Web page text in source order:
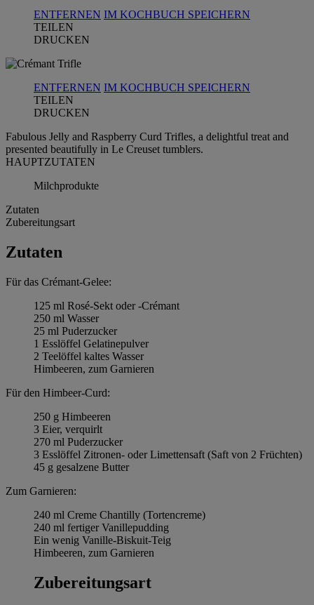
ENTFERNEN IM KOCHBUCH SPEICHERN
TEILEN
DRUCKEN
ENTFERNEN IM KOCHBUCH SPEICHERN
TEILEN
DRUCKEN
Fabulous Jelly and Raspberry Curd Trifles, a delightful treat and
presented beautifully in Le Creuset tumblers.
HAUPTZUTATEN
Milchprodukte
Zutaten
Zubereitungsart
Zutaten
Für das Crémant-Gelee:
125 ml Rosé-Sekt oder -Crémant
250 ml Wasser
25 ml Puderzucker
1 Esslöffel Gelatinepulver
2 Teelöffel kaltes Wasser
Himbeeren, zum Garnieren
Für den Himbeer-Curd:
250 g Himbeeren
3 Eier, verquirlt
270 ml Puderzucker
3 Esslöffel Zitronen- oder Limettensaft (Saft von 2 Früchten)
45 g gesalzene Butter
Zum Garnieren:
240 ml Creme Chantilly (Tortencreme)
240 ml fertiger Vanillepudding
Ein wenig Vanille-Biskuit-Teig
Himbeeren, zum Garnieren
Zubereitungsart